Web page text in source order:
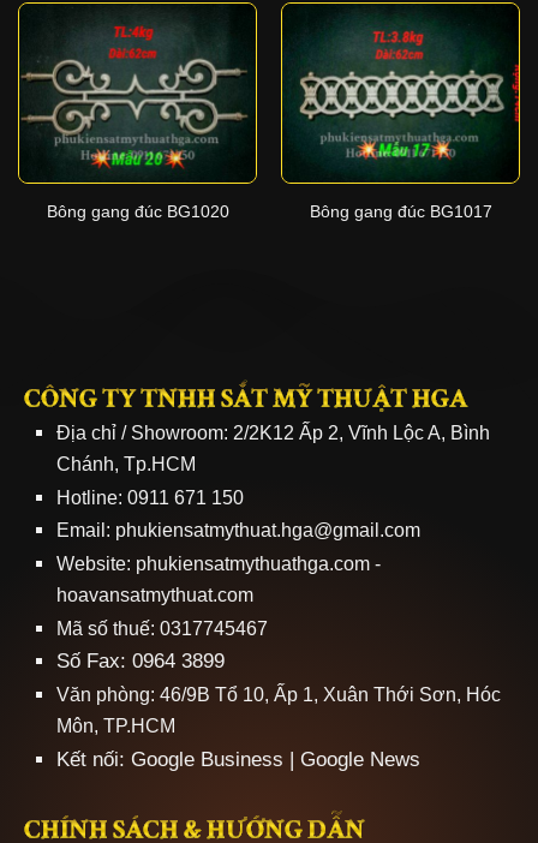
Bông gang đúc BG1020 Bông gang đúc BG1017
CÔNG TY TNHH SẮT MỸ THUẬT HGA
Địa chỉ / Showroom: 2/2K12 Ấp 2, Vĩnh Lộc A, Bình
Chánh, Tp.HCM
Hotline: 0911 671 150
Email: phukiensatmythuat.hga@gmail.com
Website: phukiensatmythuathga.com-
hoavansatmythuat.com
Mã số thuế: 0317745467
Số Fax: 0964 3899
Văn phòng: 46/9B Tổ 10, Ấp 1, Xuân Thới Sơn, Hóc
Môn, TP.HCM
Kết nối: Google Business | Google News
CHÍNH SÁCH & HƯỚNG DẪN